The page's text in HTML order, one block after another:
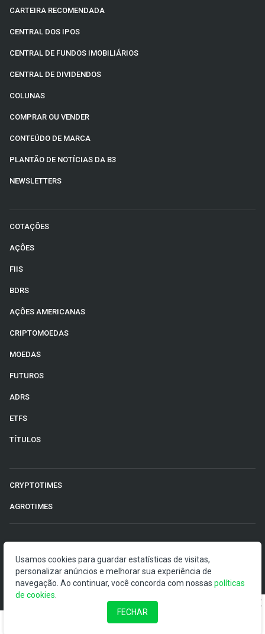
CARTEIRA RECOMENDADA
CENTRAL DOS IPOS
CENTRAL DE FUNDOS IMOBILIÁRIOS
CENTRAL DE DIVIDENDOS
COLUNAS
COMPRAR OU VENDER
CONTEÚDO DE MARCA
PLANTÃO DE NOTÍCIAS DA B3
NEWSLETTERS
COTAÇÕES
AÇÕES
FIIS
BDRS
AÇÕES AMERICANAS
CRIPTOMOEDAS
MOEDAS
FUTUROS
ADRS
ETFS
TÍTULOS
CRYPTOTIMES
AGROTIMES
O Money Times publica matérias de cunho jornalístico, que
visam a democratização da informação. Nossas
publicações devem ser compreendidas como boletins
anunciadores e divulgadores, e não como uma
Usamos cookies para guardar estatísticas de visitas,
personalizar anúncios e melhorar sua experiência de
navegação. Ao continuar, você concorda com nossas políticas
de cookies
FECHAR